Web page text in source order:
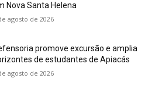
Nova Santa Helena
agosto de 2026
promove excursão e amplia
de estudantes de Apiacás
agosto de 2026